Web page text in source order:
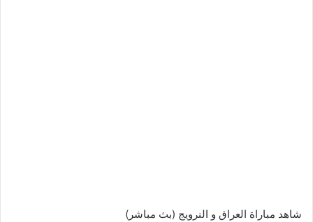
شاهد مباراة العراق و النرويج (بث مباشر)